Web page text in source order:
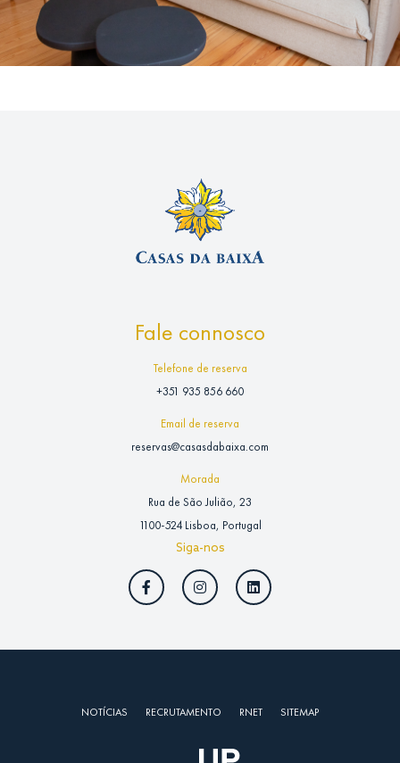
Fale connosco
Telefone de reserva
+351 935 856 660
Email de reserva
reservas@casasdabaixa.com
Morada
Rua de São Julião, 23
1100-524 Lisboa, Portugal
Siga-nos
NOTÍCIAS RECRUTAMENTO RNET SITEMAP